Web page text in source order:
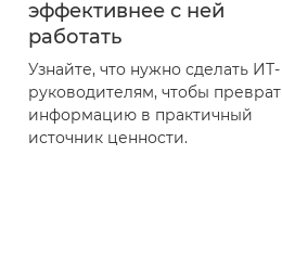
эффективнее с ней
работать
Узнайте, что нужно сделать ИТ-
руководителям, чтобы
информацию в практичный
источник ценности.